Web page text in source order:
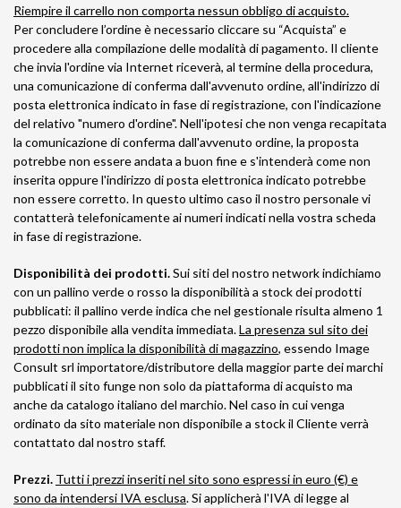
Riempire il carrello non comporta nessun obbligo di acquisto.
Per concludere l’ordine è necessario cliccare su “Acquista” e
procedere alla compilazione delle modalità di pagamento. Il cliente
che invia l'ordine via Internet riceverà, al termine della procedura,
una comunicazione di conferma dall'avvenuto ordine, all'indirizzo di
posta elettronica indicato in fase di registrazione, con l'indicazione
del relativo "numero d'ordine". Nell'ipotesi che non venga recapitata
la comunicazione di conferma dall'avvenuto ordine, la proposta
potrebbe non essere andata a buon fine e s'intenderà come non
inserita oppure l'indirizzo di posta elettronica indicato potrebbe
non essere corretto. In questo ultimo caso il nostro personale vi
contatterà telefonicamente ai numeri indicati nella vostra scheda
in fase di registrazione.
Disponibilità dei prodotti.Sui siti del nostro network indichiamo
con un pallino verde o rosso la disponibilità a stock dei prodotti
pubblicati: il pallino verde indica che nel gestionale risulta almeno 1
pezzo disponibile alla vendita immediata.La presenza sul sito dei
prodotti non implica la disponibilità di magazzino, essendo Image
Consult srl importatore/distributore della maggior parte dei marchi
pubblicati il sito funge non solo da piattaforma di acquisto ma
anche da catalogo italiano del marchio. Nel caso in cui venga
ordinato da sito materiale non disponibile a stock il Cliente verrà
contattato dal nostro staff.
Prezzi. Tutti i prezzi inseriti nel sito sono espressi in euro (€) e
sono da intendersi IVA esclusa. Si applicherà l'IVA di legge al